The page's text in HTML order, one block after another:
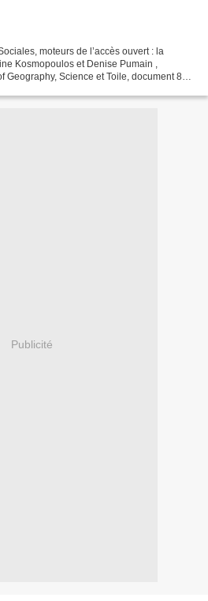
moteurs de l’accès ouvert : la
Kosmopoulos et Denise Pumain ,
Science et Toile, document 861,
29209...
Publicité